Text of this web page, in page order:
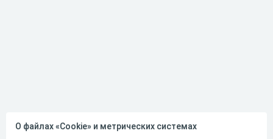
О файлах «Cookie» и метрических системах